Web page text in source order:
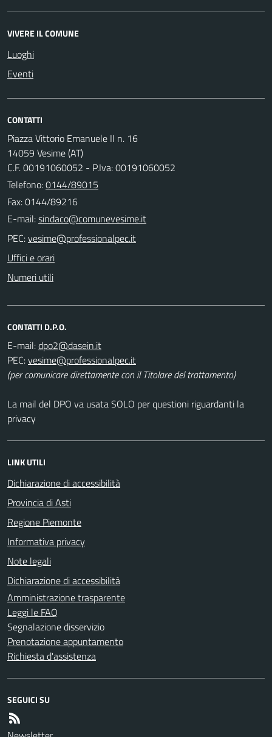
VIVERE IL COMUNE
Luoghi
Eventi
CONTATTI
Piazza Vittorio Emanuele II n. 16
14059 Vesime (AT)
C.F. 00191060052 - P.Iva: 00191060052
Telefono:0144/89015
Fax: 0144/89216
E-mail:
PEC:
Uffici e orari
Numeri utili
CONTATTI D.P.O.
E-mail:
PEC:
(per comunicare direttamente con il Titolare del trattamento)
La mail del DPO va usata SOLO per questioni riguardanti la
privacy
LINK UTILI
Dichiarazione di accessibilità
Provincia di Asti
Regione Piemonte
Informativa privacy
Note legali
Dichiarazione di accessibilità
Amministrazione trasparente
Leggi le FAQ
Segnalazione disservizio
Prenotazione appuntamento
Richiesta d'assistenza
SEGUICI SU